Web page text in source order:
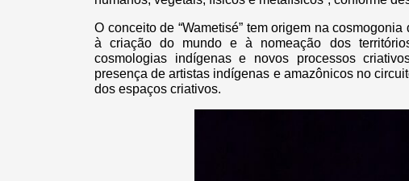
O conceito de “Wametisé” tem origem na
à criação do mundo e à nomeação dos
cosmologias indígenas e novos processos
presença de artistas indígenas e amazônicos no
dos espaços criativos.